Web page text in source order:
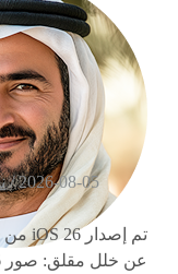
2026-08-05 /